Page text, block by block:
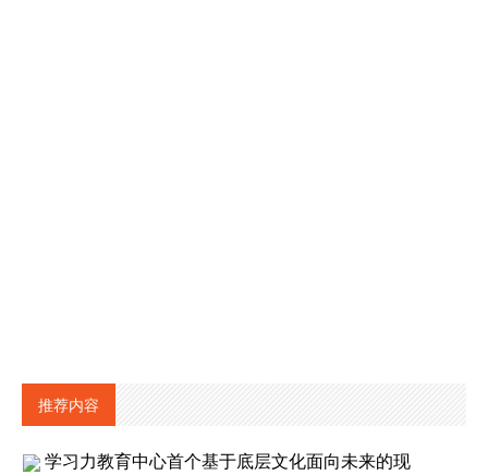
推荐内容
学习力教育中心首个基于底层文化面向未来的现